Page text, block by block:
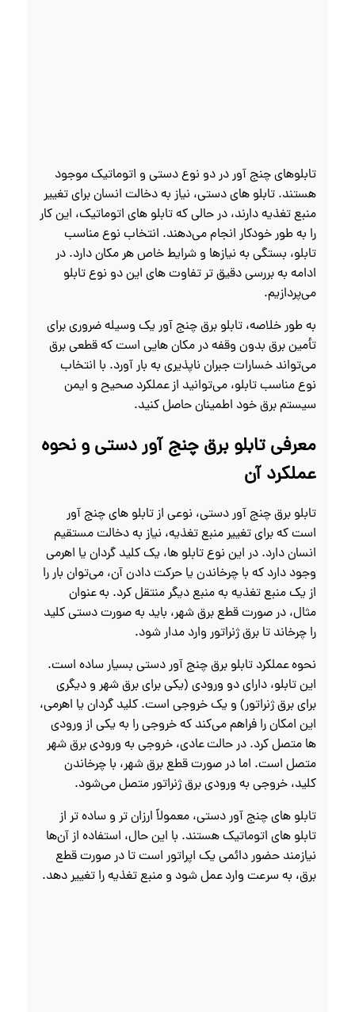
تابلوهای چنج آور در دو نوع دستی و اتوماتیک موجود
هستند. تابلو های دستی، نیاز به دخالت انسان برای تغییر
منبع تغذیه دارند، در حالی که تابلو های اتوماتیک، این کار
را به طور خودکار انجام می‌دهند. انتخاب نوع مناسب
تابلو، بستگی به نیازها و شرایط خاص هر مکان دارد. در
ادامه به بررسی دقیق‌ تر تفاوت‌ های این دو نوع تابلو
می‌پردازیم.
به طور خلاصه، تابلو برق چنج آور یک وسیله ضروری برای
تأمین برق بدون وقفه در مکان‌ هایی است که قطعی برق
می‌تواند خسارات جبران‌ ناپذیری به بار آورد. با انتخاب
نوع مناسب تابلو، می‌توانید از عملکرد صحیح و ایمن
سیستم برق خود اطمینان حاصل کنید.
معرفی تابلو برق چنج آور دستی و نحوه
عملکرد آن
تابلو برق چنج آور دستی، نوعی از تابلو های چنج آور
است که برای تغییر منبع تغذیه، نیاز به دخالت مستقیم
انسان دارد. در این نوع تابلو ها، یک کلید گردان یا اهرمی
وجود دارد که با چرخاندن یا حرکت دادن آن، می‌توان بار را
از یک منبع تغذیه به منبع دیگر منتقل کرد. به عنوان
مثال، در صورت قطع برق شهر، باید به صورت دستی کلید
را چرخاند تا برق ژنراتور وارد مدار شود.
نحوه عملکرد تابلو برق چنج آور دستی بسیار ساده است.
این تابلو، دارای دو ورودی (یکی برای برق شهر و دیگری
برای برق ژنراتور) و یک خروجی است. کلید گردان یا اهرمی،
این امکان را فراهم می‌کند که خروجی را به یکی از ورودی‌
ها متصل کرد. در حالت عادی، خروجی به ورودی برق شهر
متصل است. اما در صورت قطع برق شهر، با چرخاندن
کلید، خروجی به ورودی برق ژنراتور متصل می‌شود.
تابلو های چنج آور دستی، معمولاً ارزان‌ تر و ساده‌ تر از
تابلو های اتوماتیک هستند. با این حال، استفاده از آن‌ها
نیازمند حضور دائمی یک اپراتور است تا در صورت قطع
برق، به سرعت وارد عمل شود و منبع تغذیه را تغییر دهد.